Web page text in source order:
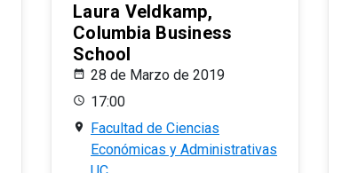
Laura Veldkamp,
Columbia Business
School
28 de Marzo de 2019
17:00
Facultad de Ciencias
Económicas y Administrativas